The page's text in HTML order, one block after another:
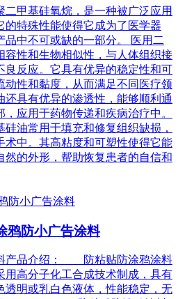
二甲基硅氧烷，是一种被广泛应用
的特殊性能使得它成为了医学器
中不可或缺的一部分。 医用二
容性和生物相似性，与人体组织接
良反应。它具有优异的稳定性和可
动性和黏度，从而满足不同医疗领
具有优异的渗透性，能够顺利通
应用于药物传递和疾病治疗中。
油常用于填充和修复组织缺损，
术中。其高粘度和可塑性使得它能
然的外形，帮助恢复患者的自信和
鸦防小广告涂料
品介绍： 防粘贴防涂鸦涂料
用高分子化工合成技术制成，具有
透明或乳白色液体，性能稳定，无